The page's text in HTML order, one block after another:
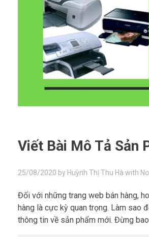
Viết Bài Mô Tả Sản
25/08/2020 by Huỳnh Thị Thu Hà with
Đối với những trang web bán hàng,
hàng là cực kỳ quan trọng. Làm sao
thông tin về sản phẩm mới. Đừng